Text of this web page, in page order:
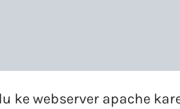
ke webserver apache